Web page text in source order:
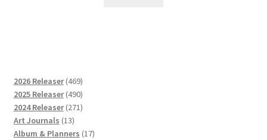
2026 Releaser 469469
produkter
2025 Releaser 490490
produkter
2024 Releaser 271271
Art Journals 1313
produkter
Album & Planners 1717